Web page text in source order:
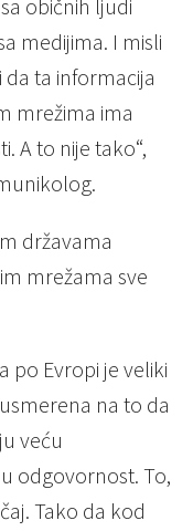
običnih ljudi
medijima. I misli
da ta informacija
mrežima ima
A to nije tako“,
državama
mrežama sve
po Evropi je veliki
na to da
veću
odgovornost. To,
Tako da kod